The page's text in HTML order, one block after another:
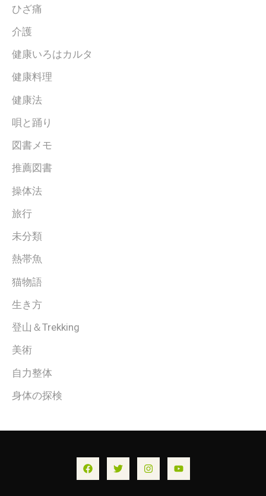
ひざ痛
介護
健康いろはカルタ
健康料理
健康法
唄と踊り
図書メモ
推薦図書
操体法
旅行
未分類
熱帯魚
猫物語
生き方
登山＆Trekking
美術
自力整体
身体の探検